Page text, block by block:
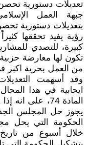
تعديلات دستورية
جبهة العمل
بتعديلات دستورية
رؤية يفيد تحققها
كبيرة، للتصدي
تكون لها معارضة
من العمل بحرية اكبر
وقد أسهمت
ايجابية في هذا
المادة 74،
يجوز حل المجلس
الحكومة التي يحل
خلال أسبوع من